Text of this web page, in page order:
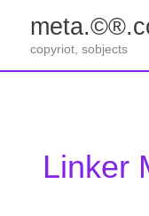
springencopyriot, sobjects
Linker